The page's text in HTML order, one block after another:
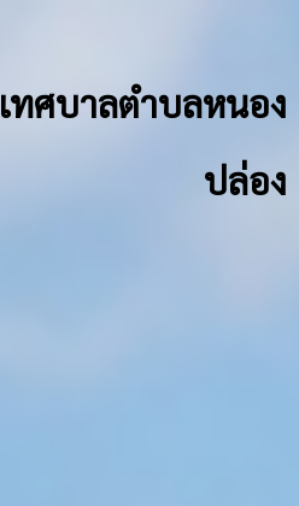
เทศบาลตำบลหนอง
ปล่อง